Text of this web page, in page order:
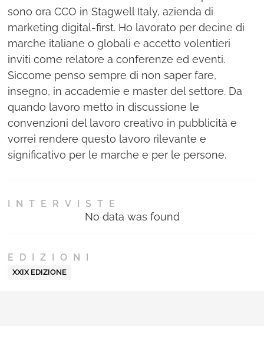
sono ora CCO in Stagwell Italy, azienda di
marketing digital-first. Ho lavorato per decine di
marche italiane o globali e accetto volentieri
inviti come relatore a conferenze ed eventi.
Siccome penso sempre di non saper fare,
insegno, in accademie e master del settore. Da
quando lavoro metto in discussione le
convenzioni del lavoro creativo in pubblicità e
vorrei rendere questo lavoro rilevante e
significativo per le marche e per le persone.
INTERVISTE
No data was found
EDIZIONI
XXIX EDIZIONE